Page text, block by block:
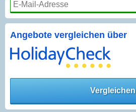
Angebote vergleichen über
Vergleichen